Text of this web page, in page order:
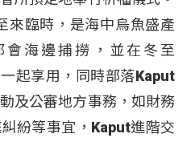
來臨時，是海中烏魚盛產
海邊捕撈，並在冬至
一起享用，同時部落Kaput
及公審地方事務，如財務
紛等事宜，Kaput進階交